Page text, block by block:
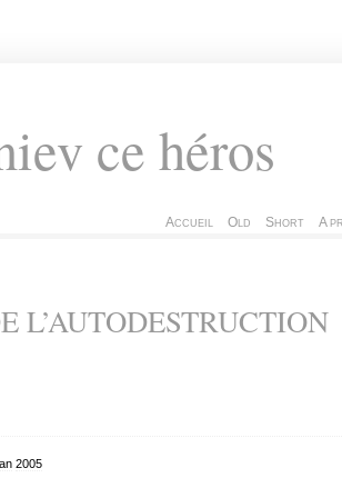
ce héros
Accueil Old Short A
L’AUTODESTRUCTION
2005